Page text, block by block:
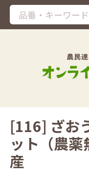
[116] ざお
ット（農
産